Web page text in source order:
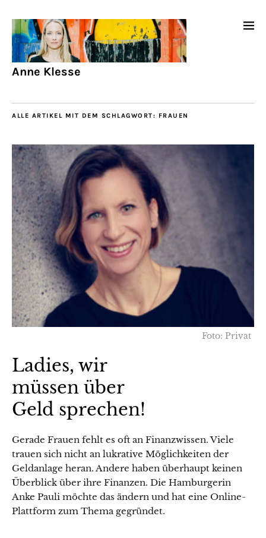
Anne Klesse
ALLE ARTIKEL MIT DEM SCHLAGWORT: FRAUEN
Foto: Privat
Ladies, wir
müssen über
Geld sprechen!
Gerade Frauen fehlt es oft an Finanzwissen. Viele
trauen sich nicht an lukrative Möglichkeiten der
Geldanlage heran. Andere haben überhaupt keinen
Überblick über ihre Finanzen. Die Hamburgerin
Anke Pauli möchte das ändern und hat eine Online-
Plattform zum Thema gegründet.